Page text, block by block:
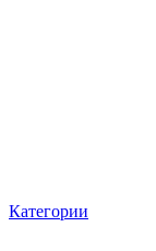
Категории